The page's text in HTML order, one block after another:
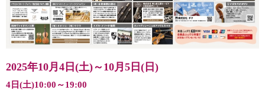
2025年10月4日(土)～10月5日(日)
4日(土)10:00～19:00